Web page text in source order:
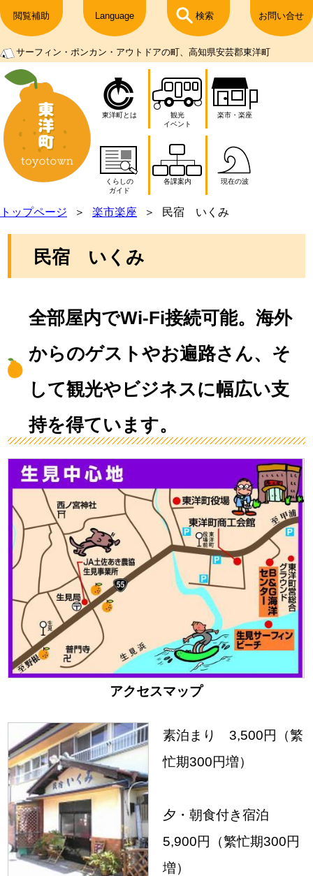
閲覧補助 Language 検索 お問い合せ
サーフィン・ポンカン・アウトドアの町、高知県安芸郡東洋町
東洋町とは
観光
イベント
楽市・楽座
くらしの
ガイド
各課案内 現在の波
トップページ 楽市楽座 民宿 いくみ
民宿 いくみ
全部屋内でWi-Fi接続可能。海外
からのゲストやお遍路さん、そ
して観光やビジネスに幅広い支
持を得ています。
アクセスマップ
素泊まり 3,500円（繁
忙期300円増）
夕・朝食付き宿泊
5,900円（繁忙期300円
増）